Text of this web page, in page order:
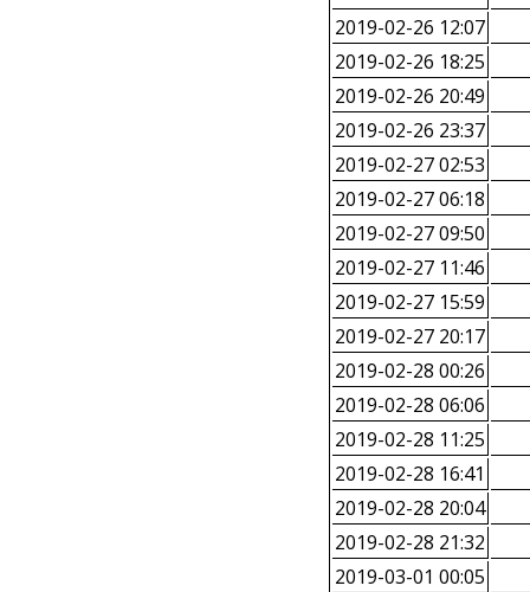
2019-02-26 12:07
2019-02-26 18:25
2019-02-26 20:49
2019-02-26 23:37
2019-02-27 02:53
2019-02-27 06:18
2019-02-27 09:50
2019-02-27 11:46
2019-02-27 15:59
2019-02-27 20:17
2019-02-28 00:26
2019-02-28 06:06
2019-02-28 11:25
2019-02-28 16:41
2019-02-28 20:04
2019-02-28 21:32
2019-03-01 00:05